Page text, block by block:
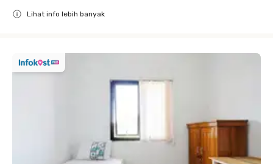
Lihat info lebih banyak